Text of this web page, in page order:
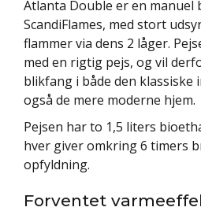
Atlanta Double er en manuel
ScandiFlames, med stort
flammer via dens 2 låger.
med en rigtig pejs, og vil
blikfang i både den klassiske
også de mere moderne hjem.
Pejsen har to 1,5 liters
hver giver omkring 6 timers
opfyldning.
Forventet